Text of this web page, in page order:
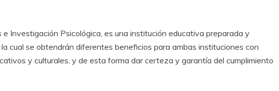
e Investigación Psicológica, es una institución educativa preparada y
cual se obtendrán diferentes beneficios para ambas instituciones con
y culturales, y de esta forma dar certeza y garantía del cumplimiento